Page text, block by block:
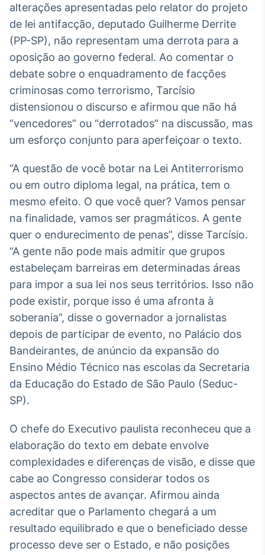
Broadcast
White Label
Plataforma para
personalizados
Soluções de Dados
e Conteúdos
Broadcast
Plataforma para
ativos
Broadcast
Datafeed
APIs para
integração de
conteúdos e
dados
Broadcast
Ticker
Cotações e
headlines de
notícias
Broadcast
para conteúdos e
Broadcast
Wallboard
dados para
displays e telas
alterações apresentadas pelo relator do projeto
de lei antifacção, deputado Guilherme Derrite
(PP-SP), não representam uma derrota para a
oposição ao governo federal. Ao comentar o
debate sobre o enquadramento de facções
criminosas como terrorismo, Tarcísio
distensionou o discurso e afirmou que não há
“vencedores” ou “derrotados” na discussão, mas
um esforço conjunto para aperfeiçoar o texto.
“A questão de você botar na Lei Antiterrorismo
ou em outro diploma legal, na prática, tem o
mesmo efeito. O que você quer? Vamos pensar
na finalidade, vamos ser pragmáticos. A gente
quer o endurecimento de penas”, disse Tarcísio.
“A gente não pode mais admitir que grupos
estabeleçam barreiras em determinadas áreas
para impor a sua lei nos seus territórios. Isso não
pode existir, porque isso é uma afronta à
soberania”, disse o governador a jornalistas
depois de participar de evento, no Palácio dos
Bandeirantes, de anúncio da expansão do
Ensino Médio Técnico nas escolas da Secretaria
da Educação do Estado de São Paulo (Seduc-
SP).
O chefe do Executivo paulista reconheceu que a
elaboração do texto em debate envolve
complexidades e diferenças de visão, e disse que
cabe ao Congresso considerar todos os
aspectos antes de avançar. Afirmou ainda
acreditar que o Parlamento chegará a um
resultado equilibrado e que o beneficiado desse
processo deve ser o Estado, e não posições